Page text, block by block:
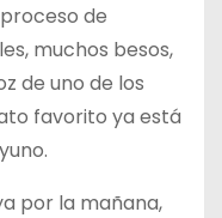
de
muchos besos,
de uno de los
favorito ya está
por la mañana,